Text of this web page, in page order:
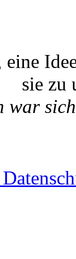
sie zu
war